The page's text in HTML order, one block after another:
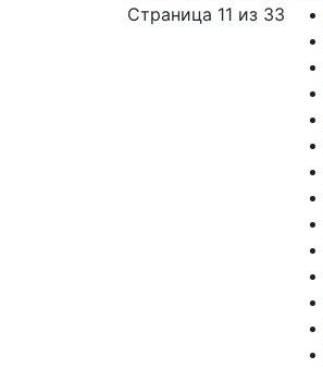
Страница 11 из 33